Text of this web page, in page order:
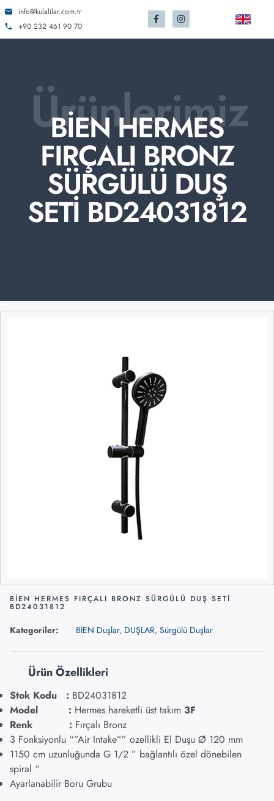
info@kulalilar.com.tr
+90 232 461 90 70
Ürünlerimiz
BİEN HERMES
FIRÇALI BRONZ
SÜRGÜLÜ DUŞ
SETİ BD24031812
BİEN HERMES FIRÇALI BRONZ SÜRGÜLÜ DUŞ SETİ
BD24031812
Kategoriler: BİEN Duşlar, DUŞLAR, Sürgülü Duşlar
Ürün Özellikleri
Stok Kodu : BD24031812
Model : Hermes hareketli üst takım 3F
Renk : Fırçalı Bronz
3 Fonksiyonlu “”Air Intake”” ozellikli El Duşu Ø 120 mm
1150 cm uzunluğunda G 1/2 ” bağlantılı özel dönebilen
spiral “
Ayarlanabilir Boru Grubu